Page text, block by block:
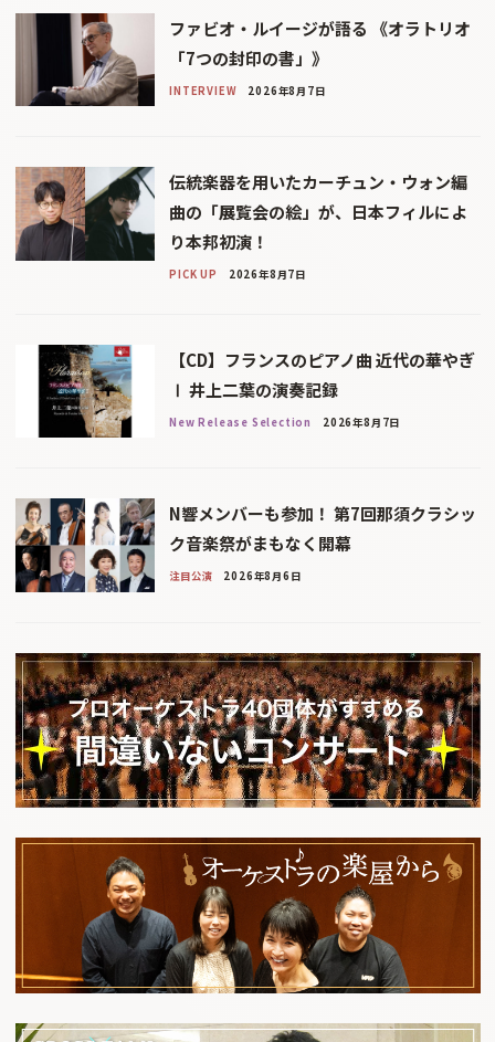
ファビオ・ルイージが語る 《オラトリオ
「7つの封印の書」》
INTERVIEW 2026年8月7日
伝統楽器を用いたカーチュン・ウォン編
曲の「展覧会の絵」が、日本フィルによ
り本邦初演！
PICK UP 2026年8月7日
【CD】フランスのピアノ曲 近代の華やぎ
Ⅰ 井上二葉の演奏記録
New Release Selection 2026年8月7日
N響メンバーも参加！ 第7回那須クラシッ
ク音楽祭がまもなく開幕
注目公演 2026年8月6日